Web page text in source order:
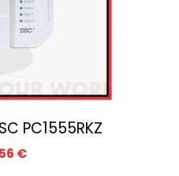
PC1555RKZ
€